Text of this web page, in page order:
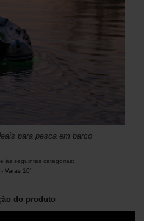
para pesca em barco
às seguintes categorias:
- Varas 10'
do produto